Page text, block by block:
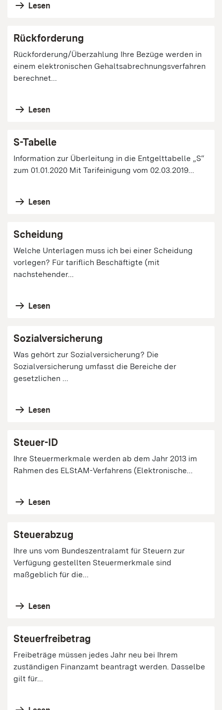
Lesen
Rückforderung
Rückforderung/Überzahlung Ihre Bezüge werden in
einem elektronischen Gehaltsabrechnungsverfahren
berechnet...
Lesen
S-Tabelle
Information zur Überleitung in die Entgelttabelle „S“
zum 01.01.2020 Mit Tarifeinigung vom 02.03.2019...
Lesen
Scheidung
Welche Unterlagen muss ich bei einer Scheidung
vorlegen? Für tariflich Beschäftigte (mit
nachstehender...
Lesen
Sozialversicherung
Was gehört zur Sozialversicherung? Die
Sozialversicherung umfasst die Bereiche der
gesetzlichen ...
Lesen
Steuer-ID
Ihre Steuermerkmale werden ab dem Jahr 2013 im
Rahmen des ELStAM-Verfahrens (Elektronische...
Lesen
Steuerabzug
Ihre uns vom Bundeszentralamt für Steuern zur
Verfügung gestellten Steuermerkmale sind
maßgeblich für die...
Lesen
Steuerfreibetrag
Freibeträge müssen jedes Jahr neu bei Ihrem
zuständigen Finanzamt beantragt werden. Dasselbe
gilt für...